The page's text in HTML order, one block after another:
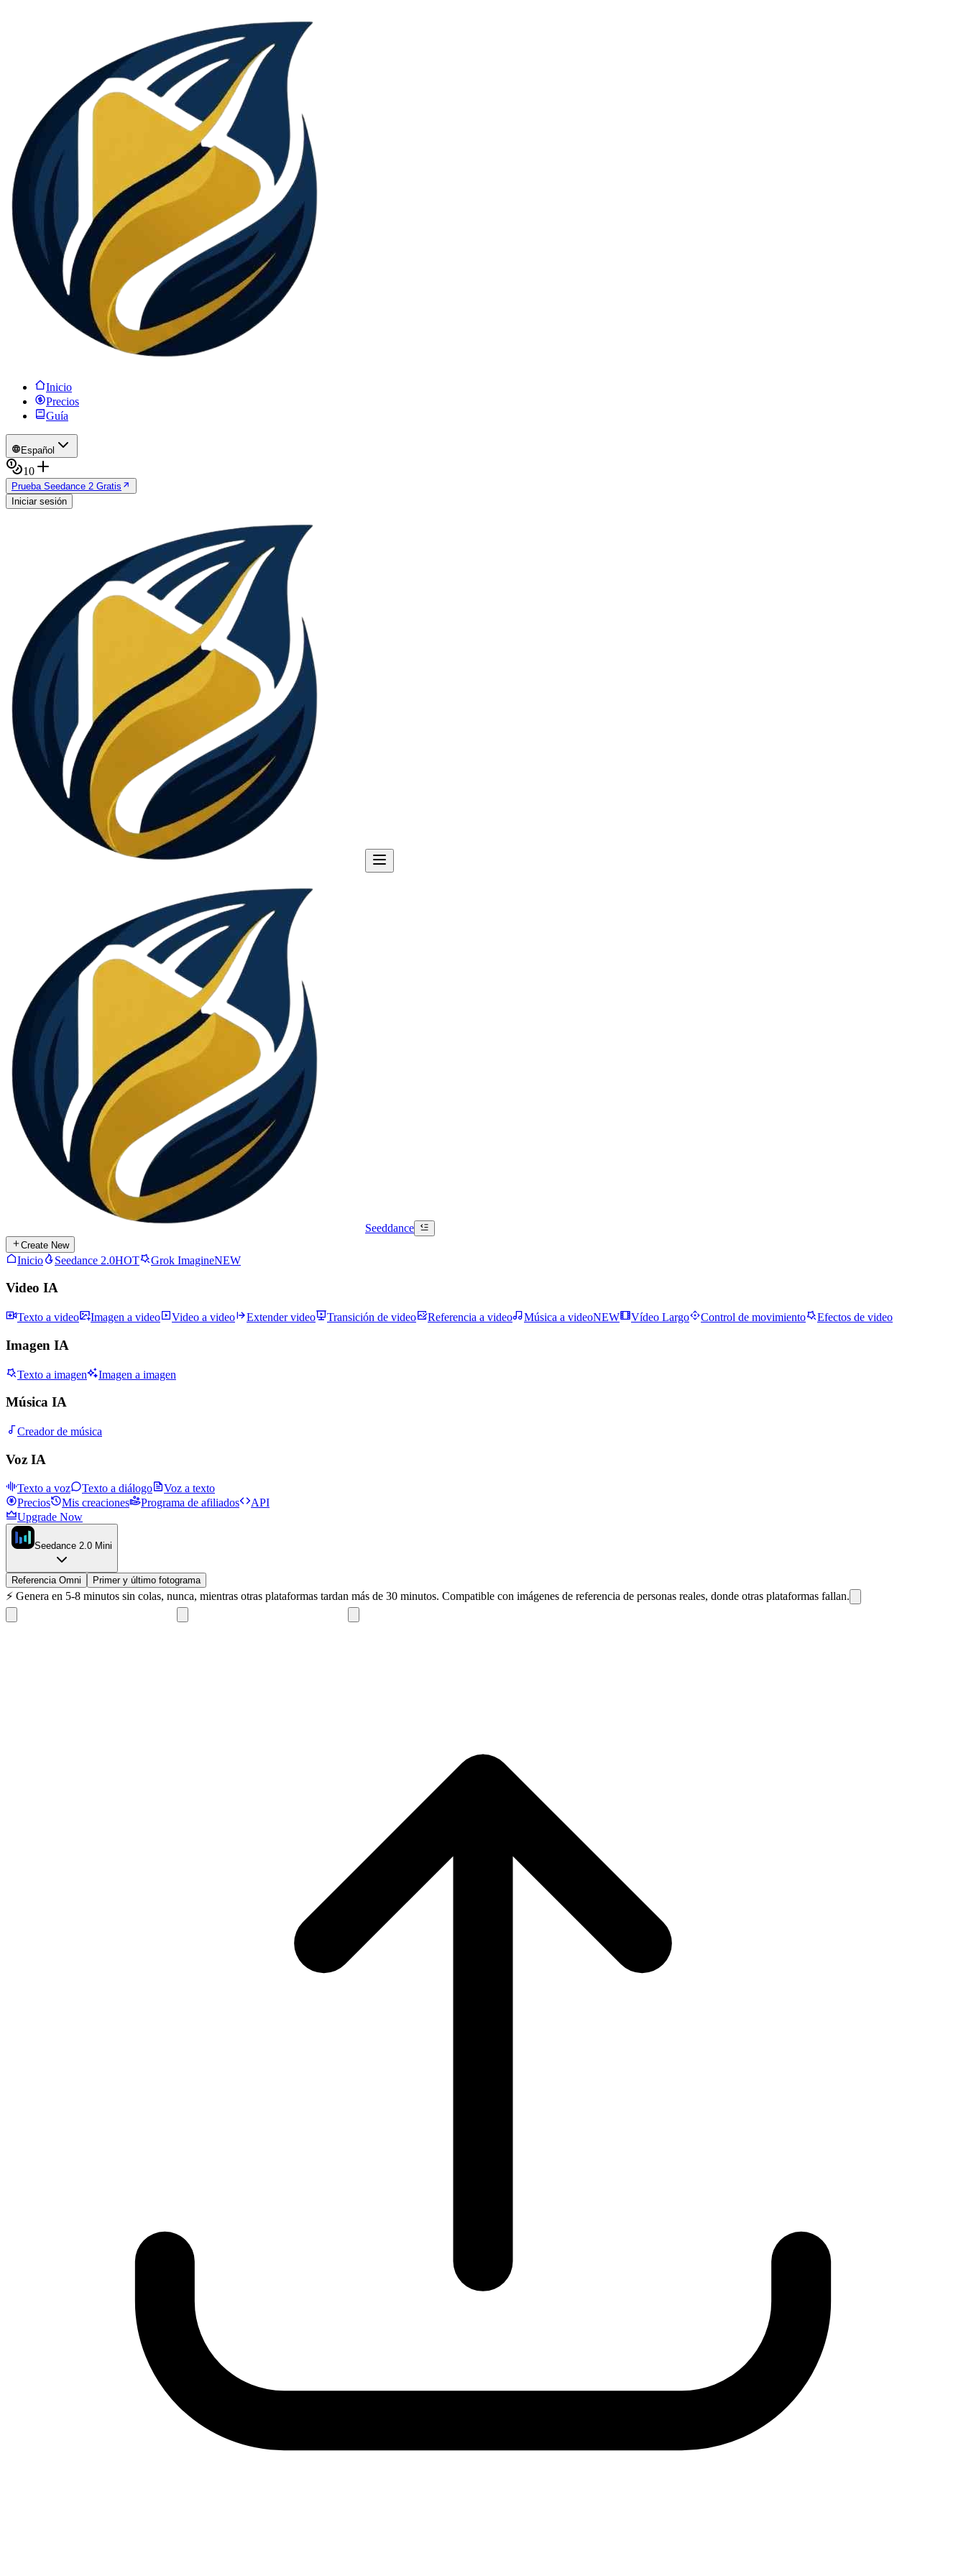
Inicio
Precios
Guía
Español
10
Prueba Seedance 2 Gratis
Iniciar sesión
Seeddance
Create New
Inicio Seedance 2.0HOT Grok ImagineNEW
Video IA
Texto a video Imagen a video Video a video Extender video Transición de video Referencia a video Música a videoNEW Vídeo Largo Control de movimiento Efectos de video
Imagen IA
Texto a imagen Imagen a imagen
Música IA
Creador de música
Voz IA
Texto a voz Texto a diálogo
Voz a texto
Precios
Mis creaciones Programa de afiliados
API
Upgrade Now
Seedance 2.0 Mini
Referencia Omni Primer y último fotograma
⚡ Genera en 5-8 minutos sin colas, nunca, mientras otras plataformas tardan más de 30 minutos. Compatible con imágenes de referencia de personas reales, donde otras plataformas fallan.